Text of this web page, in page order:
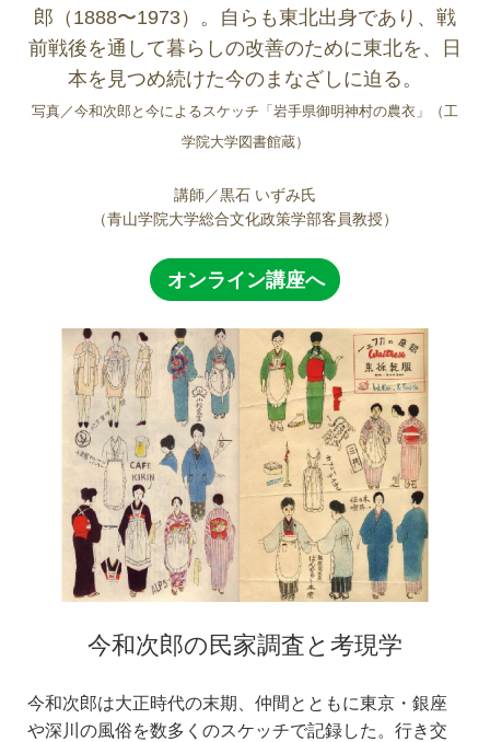
郎（1888〜1973）。自らも東北出身であり、戦
前戦後を通して暮らしの改善のために東北を、日
本を見つめ続けた今のまなざしに迫る。
写真／今和次郎と今によるスケッチ「岩手県御明神村の農衣」（工
学院大学図書館蔵）
講師／黒石 いずみ氏
（青山学院大学総合文化政策学部客員教授）
オンライン講座へ
今和次郎の民家調査と考現学
今和次郎は大正時代の末期、仲間とともに東京・銀座
や深川の風俗を数多くのスケッチで記録した。行き交